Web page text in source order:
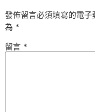
發佈留言必須填寫的電子
為 *
留言 *